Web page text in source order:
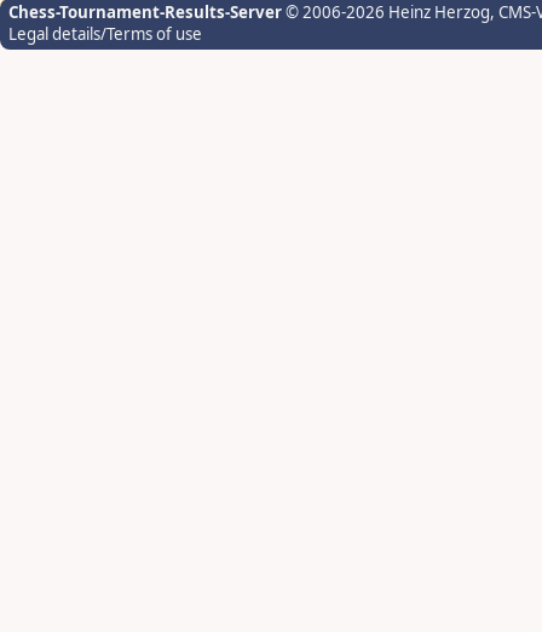
Chess-Tournament-Results-Server© 2006-2026 Heinz Herzog,
Legal details/Terms of use